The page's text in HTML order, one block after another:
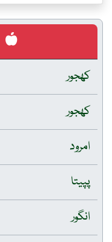
کھجور
کھجور
امرود
پپیتا
انگور